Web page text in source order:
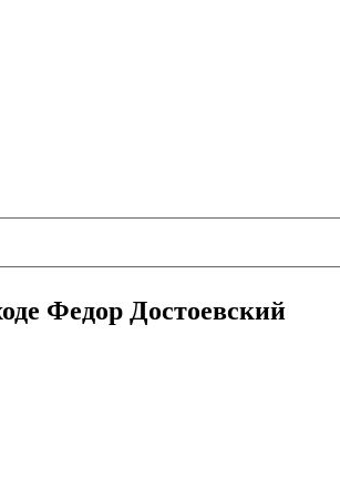
Федор Достоевский